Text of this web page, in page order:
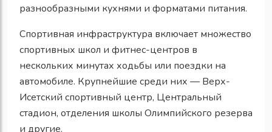
разнообразными кухнями и форматами питания.
Спортивная инфраструктура включает множество
спортивных школ и фитнес-центров в
нескольких минутах ходьбы или поездки на
автомобиле. Крупнейшие среди них — Верх-
Исетский спортивный центр, Центральный
стадион, отделения школы Олимпийского резерва
и другие.